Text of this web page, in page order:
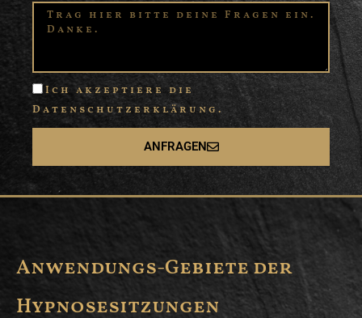
Ich akzeptiere die
Datenschutzerklärung.
ANFRAGEN
Anwendungs-Gebiete der
Hypnosesitzungen